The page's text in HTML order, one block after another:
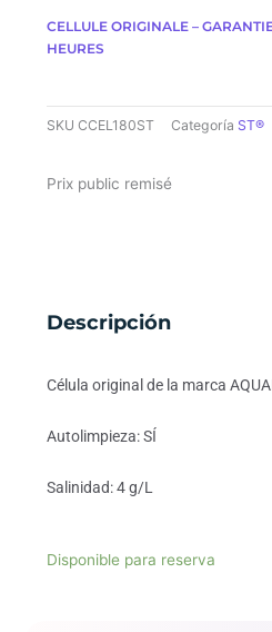
CELLULE ORIGINALE –
HEURES
SKUCCEL180ST Categoría ST®
Prix public remisé
Descripción
Célula original de la marca
Autolimpieza: SÍ
Salinidad: 4 g/L
Disponible para reserva